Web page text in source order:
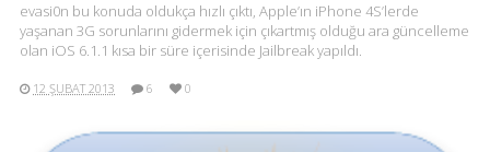
evasi0n bu konuda oldukça hızlı çıktı, Apple’ın iPhone 4S’lerde
yaşanan 3G sorunlarını gidermek için çıkartmış olduğu ara güncelleme
olan iOS 6.1.1 kısa bir süre içerisinde Jailbreak yapıldı.
12 ŞUBAT 2013 6 0